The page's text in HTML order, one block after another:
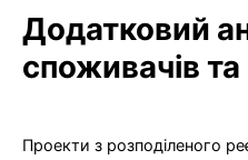
Додатковий
споживачів та
Проекти з розподіленого